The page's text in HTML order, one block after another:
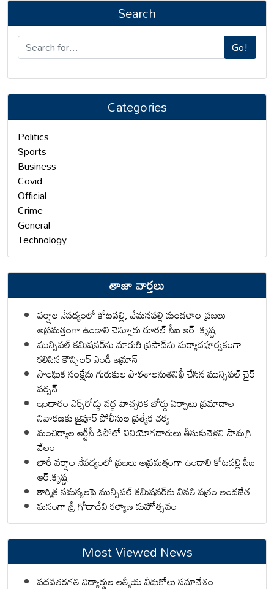
Search
Go!
Categories
Politics
Sports
Business
Covid
Official
Crime
General
Technology
తాజా వార్తలు
వర్షాల నేపథ్యంలో కోటపల్లి, వేమనపల్లి మండలాల ప్రజలు
అప్రమత్తంగా ఉండాలి చెన్నూరు రూరల్ సీఐ ఆర్. కృష్ణ
మున్సిపల్ కమిషనర్‌ను మారుతి ప్రసాద్‌ను మర్యాదపూర్వకంగా
కలిసిన కౌన్సిలర్ ఎండీ ఇమ్రాన్ ​
సాంఘిక సంక్షేమ గురుకుల పాఠశాలనుతనిఖీ చేసిన మున్సిపల్ చైర్
పర్సన్
ఇందారం ఎక్స్‌రోడ్డు వద్ద హెచ్చరిక బోర్డు ఏర్పాటు ప్రమాదాల
నివారణకు జైపూర్ పోలీసుల ప్రత్యేక చర్య
మంచిర్యాల ఆర్టీసీ డిపోలో వినియోగదారులు తీసుకువెళ్లని సామగ్రి
వేలం
భారీ వర్షాల నేపథ్యంలో ప్రజలు అప్రమత్తంగా ఉండాలి కోటపల్లి సీఐ
ఆర్.కృష్ణ
కార్మిక సమస్యలపై మున్సిపల్ కమిషనర్‌కు వినతి పత్రం అందజేత
ఘనంగా శ్రీ గోదాదేవి కల్యాణ మహోత్సవం
Most Viewed News
పదవతరగతి విద్యార్థుల ఆత్మీయ వీడుకోలు సమావేశం